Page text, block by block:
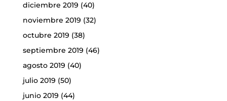
diciembre 2019 (40)
noviembre 2019 (32)
octubre 2019 (38)
septiembre 2019 (46)
agosto 2019 (40)
julio 2019 (50)
junio 2019 (44)